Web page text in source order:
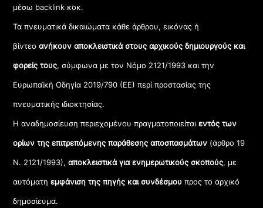
μέσω backlink κοκ.
Τα πνευματικά δικαιώματα κάθε άρθρου, εικόνας ή
βίντεοανήκουν αποκλειστικά στους αρχικούς δημιουργούς και
φορείς τους, σύμφωνα με τον Νόμο 2121/1993 και την
Ευρωπαϊκή Οδηγία 2019/790 (ΕΕ) περί προστασίας της
πνευματικής ιδιοκτησίας.
Η αναδημοσίευση περιεχομένου πραγματοποιείταιεντός των
ορίων της επιτρεπόμενης παράθεσης αποσπασμάτων (άρθρο 19
Ν. 2121/1993), αποκλειστικά για ενημερωτικούς σκοπούς, με
αυτόματηεμφάνιση της πηγής και συνδέσμου προς το αρχικό
δημοσίευμα.